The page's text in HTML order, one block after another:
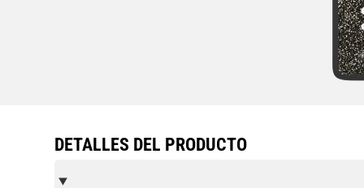
DETALLES DEL PRODUCTO